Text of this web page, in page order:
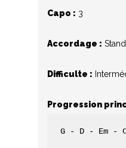
Capo : 3
Accordage :
Difficulte :
Progression
G - D - Em -